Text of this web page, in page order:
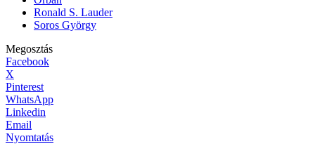
Ronald S. Lauder
Soros György
Megosztás
Facebook
X
Pinterest
WhatsApp
Linkedin
Email
Nyomtatás